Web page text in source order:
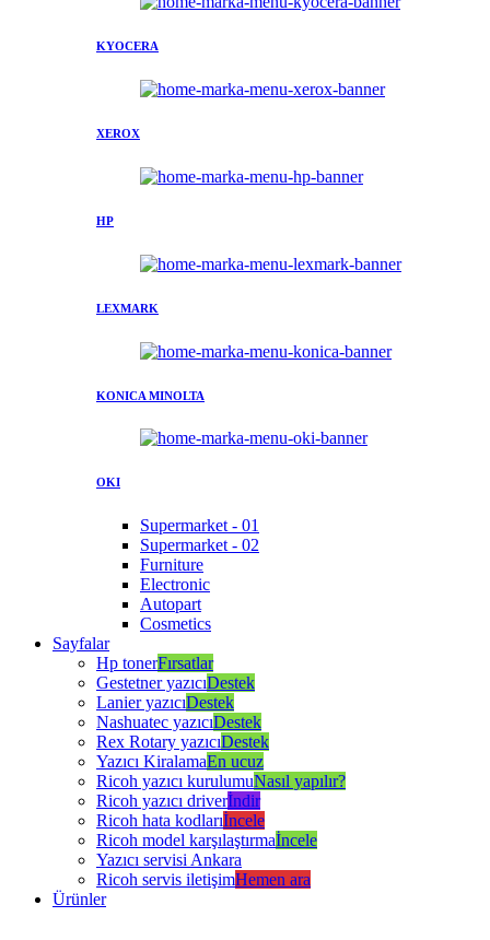
KYOCERA
XEROX
HP
LEXMARK
KONICA MINOLTA
OKI
Supermarket - 01
Supermarket - 02
Furniture
Electronic
Autopart
Cosmetics
Sayfalar
Hp tonerFırsatlar
Gestetner yazıcıDestek
Lanier yazıcıDestek
Nashuatec yazıcıDestek
Rex Rotary yazıcıDestek
Yazıcı KiralamaEn ucuz
Ricoh yazıcı kurulumuNasıl yapılır?
Ricoh yazıcı driverİndir
Ricoh hata kodlarıİncele
Ricoh model karşılaştırmaİncele
Yazıcı servisi Ankara
Ricoh servis iletişimHemen ara
Ürünler